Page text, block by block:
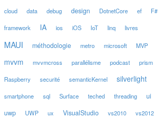
cloud data debug design DotnetCore ef F#
framework IA ios iOS IoT linq livres
MAUI méthodologie metro microsoft MVP
mvvm mvvmcross parallélisme podcast prism
Raspberry securité semanticKernel silverlight
smartphone sql Surface teched threading
ui
uwp
UWP ux VisualStudio vs2010 vs2012